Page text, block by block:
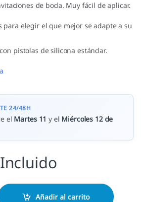
de boda. Muy fácil de aplicar.
para elegir el que mejor se adapte a su
pistolas de silicona estándar.
24/48H
el Martes 11 y el Miércoles 12 de
cantidad
Añadir al carrito